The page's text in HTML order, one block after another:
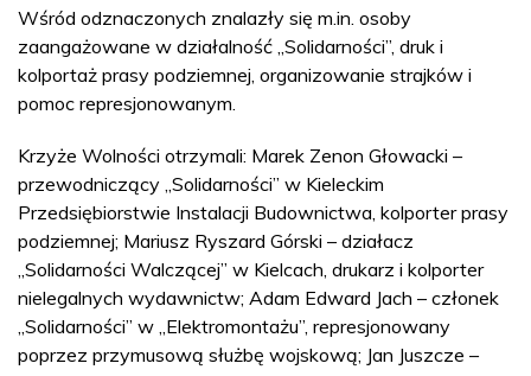
Wśród odznaczonych znalazły się m.in. osoby
zaangażowane w działalność „Solidarności”, druk i
kolportaż prasy podziemnej, organizowanie strajków i
pomoc represjonowanym.
Krzyże Wolności otrzymali: Marek Zenon Głowacki –
przewodniczący „Solidarności” w Kieleckim
Przedsiębiorstwie Instalacji Budownictwa, kolporter prasy
podziemnej; Mariusz Ryszard Górski – działacz
„Solidarności Walczącej” w Kielcach, drukarz i kolporter
nielegalnych wydawnictw; Adam Edward Jach – członek
„Solidarności” w „Elektromontażu”, represjonowany
poprzez przymusową służbę wojskową; Jan Juszcze –